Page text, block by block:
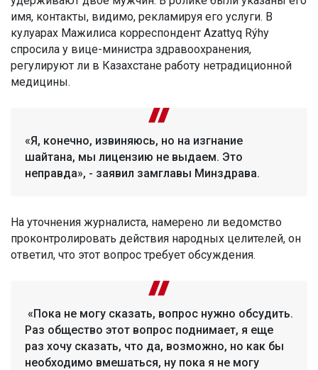
имя, контакты, видимо, рекламируя его услуги. В
кулуарах Мажилиса корреспондент Azattyq Rýhy
спросила у вице-министра здравоохранения,
регулируют ли в Казахстане работу нетрадиционной
медицины.
«Я, конечно, извиняюсь, но на изгнание
шайтана, мы лицензию не выдаем. Это
неправда», - заявил замглавы Минздрава.
На уточнения журналиста, намерено ли ведомство
проконтролировать действия народных целителей, он
ответил, что этот вопрос требует обсуждения.
«Пока не могу сказать, вопрос нужно обсудить.
Раз общество этот вопрос поднимает, я еще
раз хочу сказать, что да, возможно, но как бы
необходимо вмешаться, ну пока я не могу